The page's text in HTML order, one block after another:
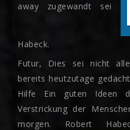
away zugewandt sei
Habeck.
Futur, Dies sei nicht
bereits heutzutage
Hilfe Ein guten Ideen
Verstrickung der
morgen. Robert